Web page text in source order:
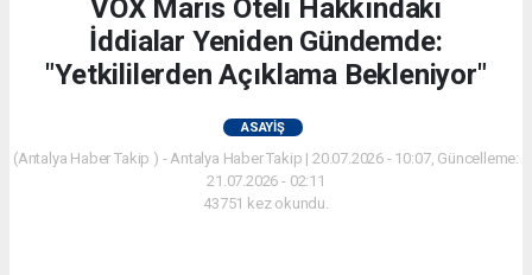
VOX Maris Oteli Hakkındaki
İddialar Yeniden Gündemde:
"Yetkililerden Açıklama Bekleniyor"
ASAYIŞ
(Antalya Haber Takip ) - Antalya Haber Takip | 20.07.2026 - 10:07, Güncelleme:
21.07.2026 - 02:11
43751 kez okundu.